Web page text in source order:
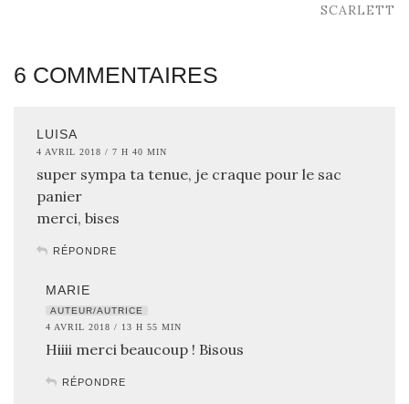
SCARLETT
6 COMMENTAIRES
LUISA
4 AVRIL 2018 / 7 H 40 MIN
super sympa ta tenue, je craque pour le sac
panier
merci, bises
RÉPONDRE
MARIE
AUTEUR/AUTRICE
4 AVRIL 2018 / 13 H 55 MIN
Hiiii merci beaucoup ! Bisous
RÉPONDRE